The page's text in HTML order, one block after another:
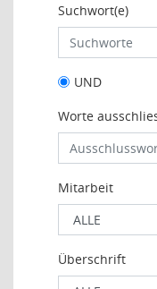
Suchwort(e)
UND
Worte
Mitarbeit
Überschrift